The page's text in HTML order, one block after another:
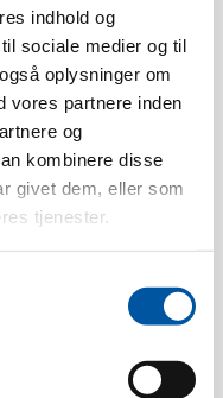
indhold og
sociale medier og til
oplysninger om
vores partnere inden
og
kombinere disse
givet dem, eller som
tjenester.
mm.
°C
x 31 x 10